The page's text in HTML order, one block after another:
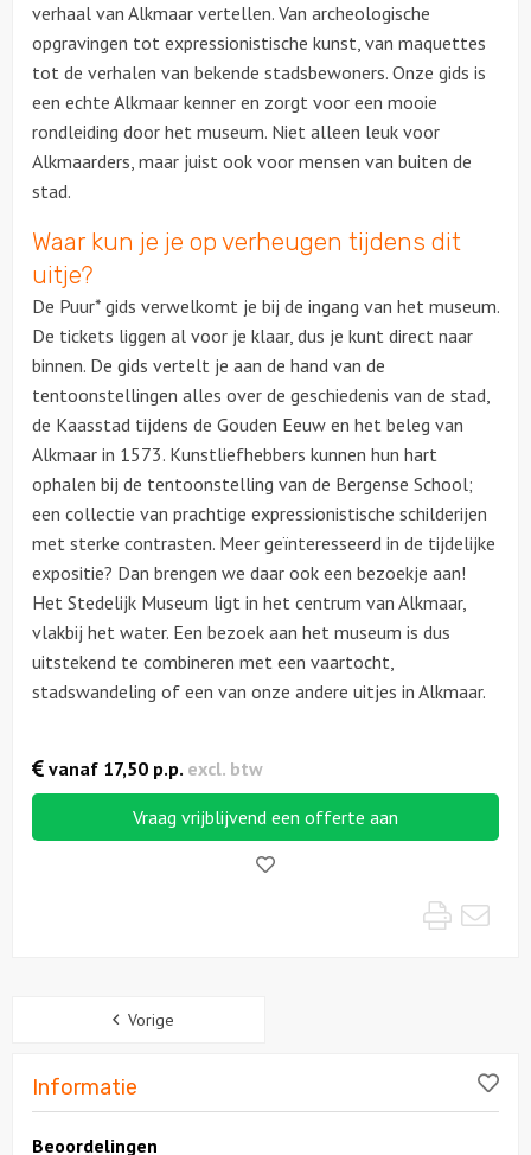
Actieve workshops
Ludieke workshops
Muzikale workshops
Rondleidingen
Wandelingen
Fietstochten
Segwaytours
Solextours
Locaties
Feesten
Dinnershows
verhaal van Alkmaar vertellen. Van archeologische
opgravingen tot expressionistische kunst, van maquettes
tot de verhalen van bekende stadsbewoners. Onze gids is
een echte Alkmaar kenner en zorgt voor een mooie
rondleiding door het museum. Niet alleen leuk voor
Alkmaarders, maar juist ook voor mensen van buiten de
stad.
Waar kun je je op verheugen tijdens dit
uitje?
De Puur* gids verwelkomt je bij de ingang van het museum.
De tickets liggen al voor je klaar, dus je kunt direct naar
binnen. De gids vertelt je aan de hand van de
tentoonstellingen alles over de geschiedenis van de stad,
de Kaasstad tijdens de Gouden Eeuw en het beleg van
Alkmaar in 1573. Kunstliefhebbers kunnen hun hart
ophalen bij de tentoonstelling van de Bergense School;
een collectie van prachtige expressionistische schilderijen
met sterke contrasten. Meer geïnteresseerd in de tijdelijke
expositie? Dan brengen we daar ook een bezoekje aan!
Het Stedelijk Museum ligt in het centrum van Alkmaar,
vlakbij het water. Een bezoek aan het museum is dus
uitstekend te combineren met een vaartocht,
stadswandeling of een van onze andere uitjes in Alkmaar.
Vraag vrijblijvend een offerte aan
Like!
vanaf 17,50 p.p. excl. btw
Print
Vorige
Informatie
Beoordelingen